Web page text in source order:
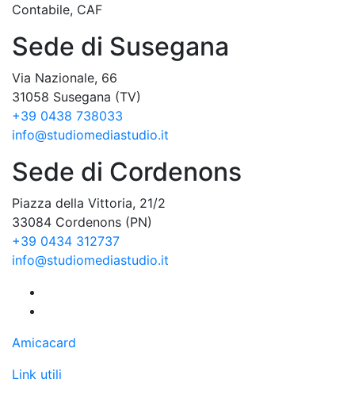
Contabile, CAF
Sede di Susegana
Via Nazionale, 66
31058 Susegana (TV)
+39 0438 738033
info@studiomediastudio.it
Sede di Cordenons
Piazza della Vittoria, 21/2
33084 Cordenons (PN)
+39 0434 312737
info@studiomediastudio.it
Amicacard
Link utili